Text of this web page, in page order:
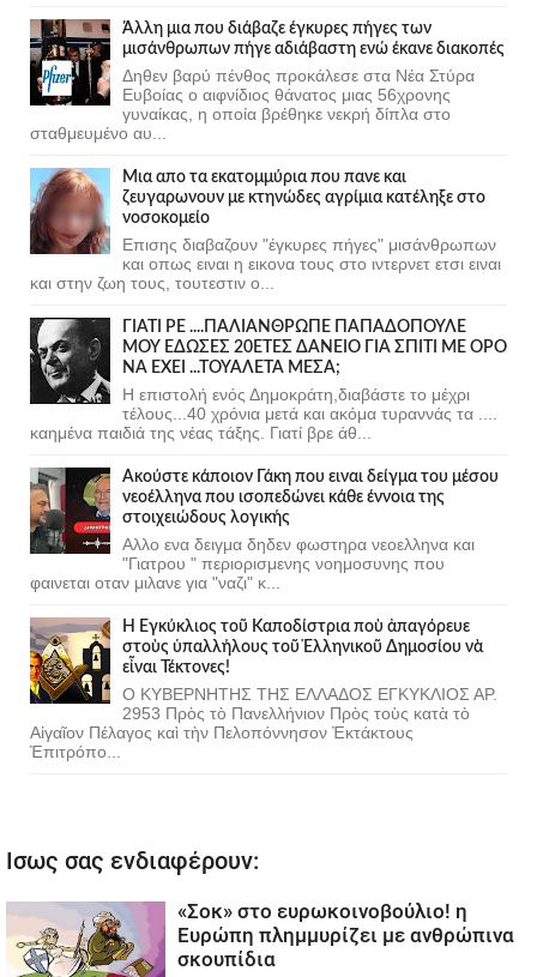
Άλλη μια που διάβαζε έγκυρες πήγες των
μισάνθρωπων πήγε αδιάβαστη ενώ έκανε διακοπές
Δηθεν βαρύ πένθος προκάλεσε στα Νέα Στύρα
Ευβοίας ο αιφνίδιος θάνατος μιας 56χρονης
γυναίκας, η οποία βρέθηκε νεκρή δίπλα στο
σταθμευμένο αυ...
Μια απο τα εκατομμύρια που πανε και
ζευγαρωνουν με κτηνώδες αγρίμια κατέληξε στο
νοσοκομείο
Επισης διαβαζουν "έγκυρες πήγες" μισάνθρωπων
και οπως ειναι η εικονα τους στο ιντερνετ ετσι ειναι
και στην ζωη τους, τουτεστιν ο...
ΓΙΑΤΙ ΡΕ ....ΠΑΛΙΑΝΘΡΩΠΕ ΠΑΠΑΔΟΠΟΥΛΕ
ΜΟΥ ΕΔΩΣΕΣ 20ΕΤΕΣ ΔΑΝΕΙΟ ΓΙΑ ΣΠΙΤΙ ΜΕ ΟΡΟ
ΝΑ ΕΧΕΙ ...ΤΟΥΑΛΕΤΑ ΜΕΣΑ;
Η επιστολή ενός Δημοκράτη,διαβάστε το μέχρι
τέλους...40 χρόνια μετά και ακόμα τυραννάς τα ....
καημένα παιδιά της νέας τάξης. Γιατί βρε άθ...
Ακούστε κάποιον Γάκη που ειναι δείγμα του μέσου
νεοέλληνα που ισοπεδώνει κάθε έννοια της
στοιχειώδους λογικής
Αλλο ενα δειγμα δηδεν φωστηρα νεοελληνα και
"Γιατρου " περιορισμενης νοημοσυνης που
φαινεται οταν μιλανε για "ναζι" κ...
Ἡ Ἐγκύκλιος τοῦ Καποδίστρια ποὺ ἀπαγόρευε
στοὺς ὑπαλλήλους τοῦ Ἑλληνικοῦ Δημοσίου νὰ
εἶναι Τέκτονες!
Ο ΚΥΒΕΡΝΗΤΗΣ ΤΗΣ ΕΛΛΑΔΟΣ ΕΓΚΥΚΛΙΟΣ ΑΡ.
2953 Πρὸς τὸ Πανελλήνιον Πρὸς τοὺς κατὰ τὸ
Αἰγαῖον Πέλαγος καὶ τὴν Πελοπόννησον Ἐκτάκτους
Ἐπιτρόπο...